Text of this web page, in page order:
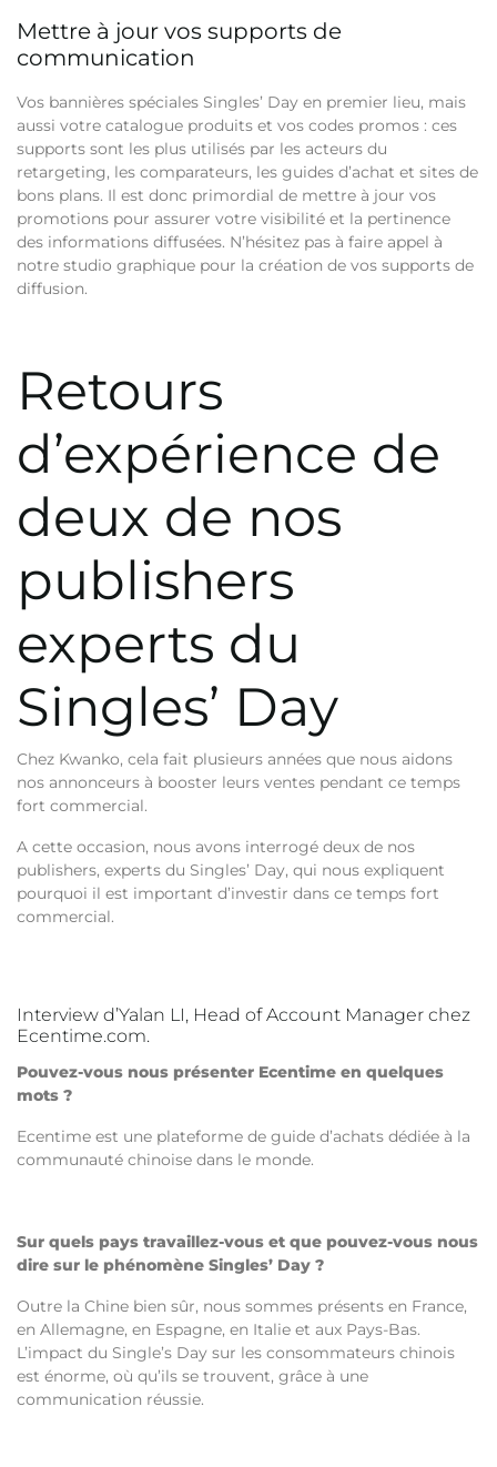
Mettre à jour vos supports de
communication
Vos bannières spéciales Singles’ Day en premier lieu, mais
aussi votre catalogue produits et vos codes promos : ces
supports sont les plus utilisés par les acteurs du
retargeting, les comparateurs, les guides d’achat et sites de
bons plans. Il est donc primordial de mettre à jour vos
promotions pour assurer votre visibilité et la pertinence
des informations diffusées. N’hésitez pas à faire appel à
notre studio graphique pour la création de vos supports de
diffusion.
Retours
d’expérience de
deux de nos
publishers
experts du
Singles’ Day
Chez Kwanko, cela fait plusieurs années que nous aidons
nos annonceurs à booster leurs ventes pendant ce temps
fort commercial.
A cette occasion, nous avons interrogé deux de nos
publishers, experts du Singles’ Day, qui nous expliquent
pourquoi il est important d’investir dans ce temps fort
commercial.
Interview d’Yalan LI, Head of Account Manager chez
Ecentime.com.
Pouvez-vous nous présenter Ecentime en quelques
mots ?
Ecentime est une plateforme de guide d’achats dédiée à la
communauté chinoise dans le monde.
Sur quels pays travaillez-vous et que pouvez-vous nous
dire sur le phénomène Singles’ Day ?
Outre la Chine bien sûr, nous sommes présents en France,
en Allemagne, en Espagne, en Italie et aux Pays-Bas.
L’impact du Single’s Day sur les consommateurs chinois
est énorme, où qu’ils se trouvent, grâce à une
communication réussie.